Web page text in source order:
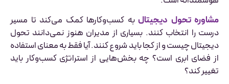
مشاوره تحول دیجیتالبه کسب‌وکارها کمک می‌کند تا مسیر
درست را انتخاب کنند. بسیاری از مدیران هنوز نمی‌دانند تحول
دیجیتال چیست و از کجا باید شروع کنند. آیا فقط به معنای استفاده
از فضای ابری است؟ چه بخش‌هایی از استراتژی کسب‌وکار باید
تغییر کند؟